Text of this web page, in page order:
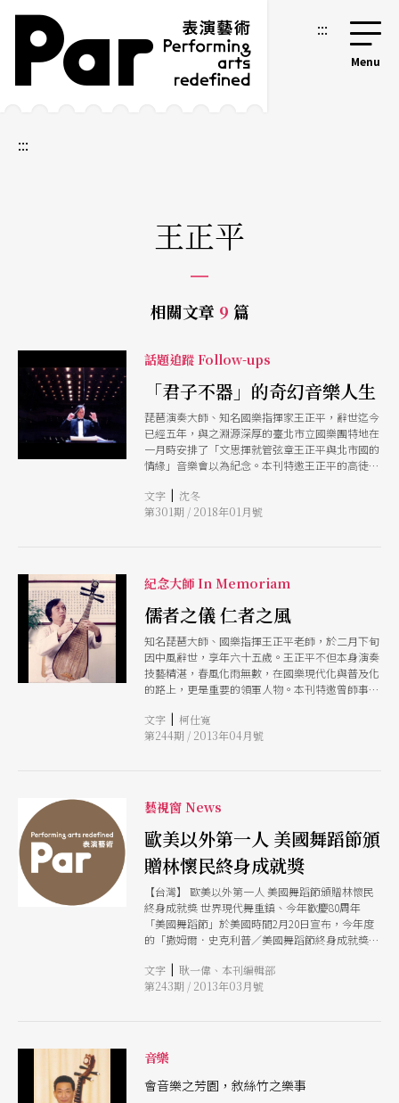
跳到主要內容區塊
網站導覽 :::
:::
王正平
相關文章 9 篇
話題追蹤 Follow-ups
「君子不器」的奇幻音樂人生
琵琶演奏大師、知名國樂指揮家王正平，辭世迄今
已經五年，與之淵源深厚的臺北市立國樂團特地在
一月時安排了「文思揮就管弦章王正平與北市國的
情緣」音樂會以為紀念。本刊特邀王正平的高徒、
樂人生，及與台灣音樂界的奇幻因緣。
文字 | 沈冬
第301期 / 2018年01月號
紀念大師 In Memoriam
儒者之儀 仁者之風
知名琵琶大師、國樂指揮王正平老師，於二月下旬
因中風辭世，享年六十五歲。王正平不但本身演奏
技藝精湛，春風化雨無數，在國樂現代化與普及化
的路上，更是重要的領軍人物。本刊特邀曾師事王
回憶大師生前行誼，其真率性情與仁者之風，躍然
紙上。
文字 | 柯仕寬
第244期 / 2013年04月號
藝視窗 News
歐美以外第一人 美國舞蹈節頒
贈林懷民終身成就獎
【台灣】 歐美以外第一人 美國舞蹈節頒贈林懷民
終身成就獎 世界現代舞重鎮、今年歡慶80周年
「美國舞蹈節」於美國時間2月20日宣布，今年度
的「撒姆爾．史克利普／美國舞蹈節終身成就獎」
的第一位獲獎人。 此獎創立於1981年，表揚對現
代舞有卓越貢獻的編舞大師，是國際現代舞的終極
「林懷民對舞蹈無懼無畏的熱忱，使他成為當代最
富活力與創意的編舞家之一。他常把亞洲傳統文化
與美學的因素注入舞作；他輝煌的作品不斷突破藩
文字 | 耿一偉、本刊編輯部
第243期 / 2013年03月號
音樂
會音樂之芳園，敘絲竹之樂事